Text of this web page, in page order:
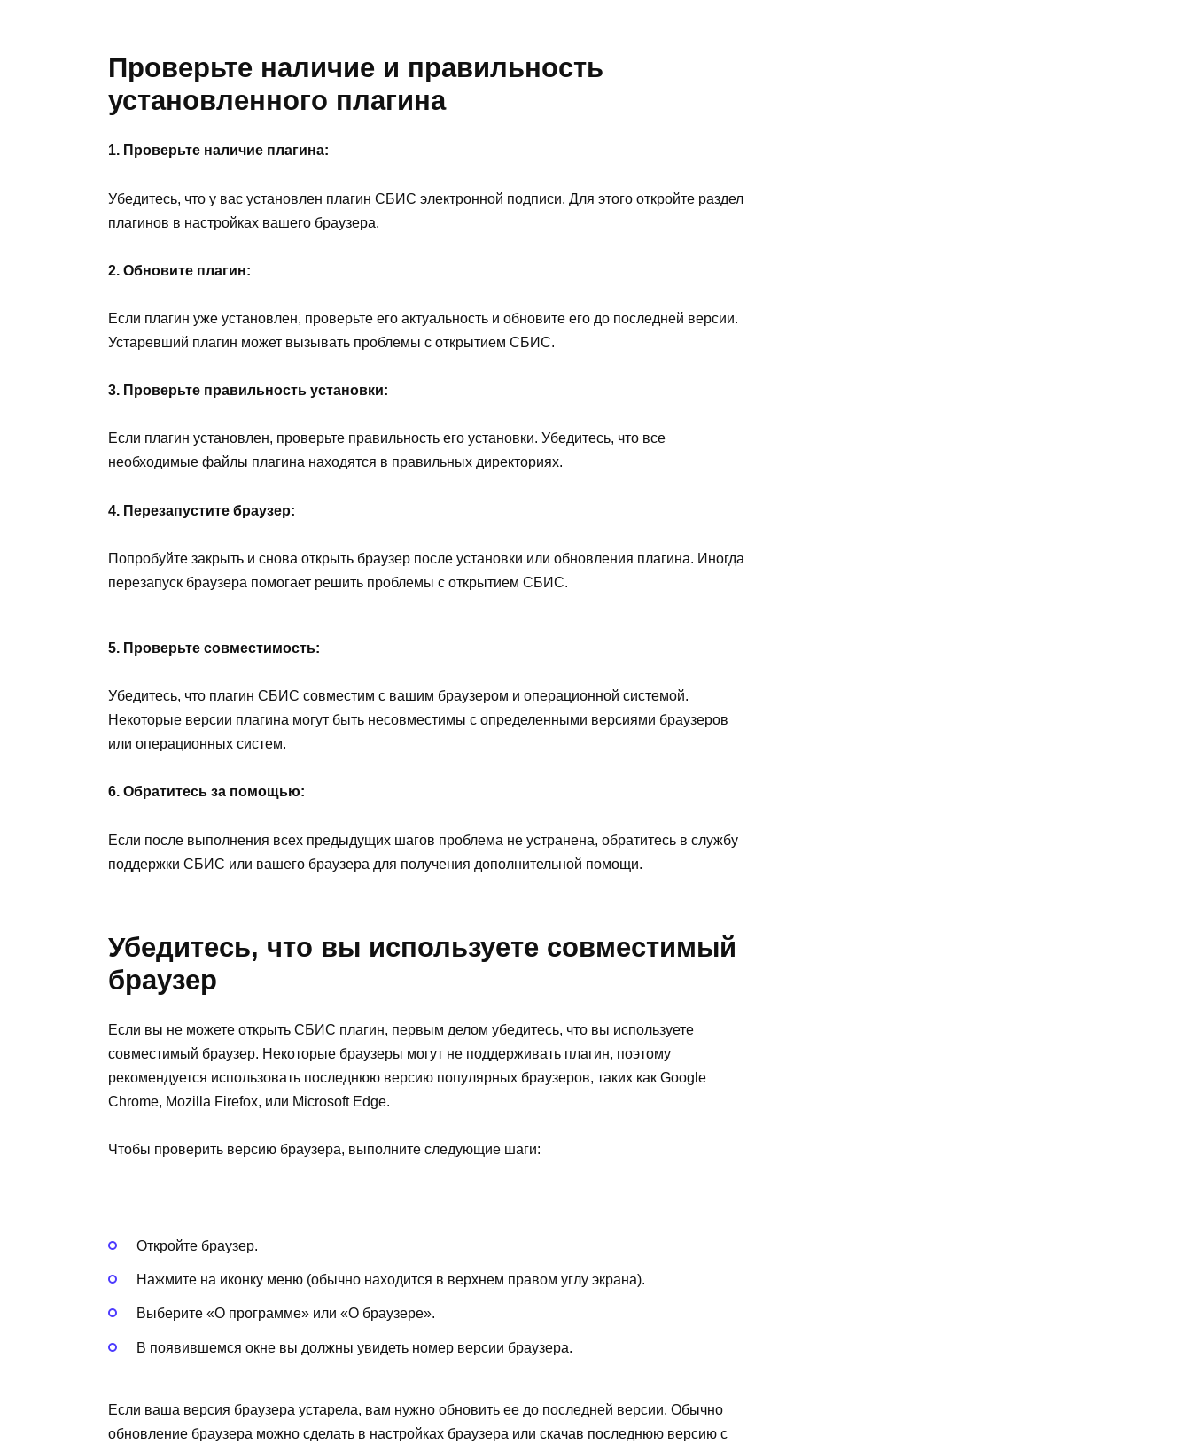
Проверьте наличие и правильность
установленного плагина
1. Проверьте наличие плагина:
Убедитесь, что у вас установлен плагин СБИС электронной подписи. Для этого откройте раздел
плагинов в настройках вашего браузера.
2. Обновите плагин:
Если плагин уже установлен, проверьте его актуальность и обновите его до последней версии.
Устаревший плагин может вызывать проблемы с открытием СБИС.
3. Проверьте правильность установки:
Если плагин установлен, проверьте правильность его установки. Убедитесь, что все
необходимые файлы плагина находятся в правильных директориях.
4. Перезапустите браузер:
Попробуйте закрыть и снова открыть браузер после установки или обновления плагина. Иногда
перезапуск браузера помогает решить проблемы с открытием СБИС.
5. Проверьте совместимость:
Убедитесь, что плагин СБИС совместим с вашим браузером и операционной системой.
Некоторые версии плагина могут быть несовместимы с определенными версиями браузеров
или операционных систем.
6. Обратитесь за помощью:
Если после выполнения всех предыдущих шагов проблема не устранена, обратитесь в службу
поддержки СБИС или вашего браузера для получения дополнительной помощи.
Убедитесь, что вы используете совместимый
браузер
Если вы не можете открыть СБИС плагин, первым делом убедитесь, что вы используете
совместимый браузер. Некоторые браузеры могут не поддерживать плагин, поэтому
рекомендуется использовать последнюю версию популярных браузеров, таких как Google
Chrome, Mozilla Firefox, или Microsoft Edge.
Чтобы проверить версию браузера, выполните следующие шаги:
Откройте браузер.
Нажмите на иконку меню (обычно находится в верхнем правом углу экрана).
Выберите «О программе» или «О браузере».
В появившемся окне вы должны увидеть номер версии браузера.
Если ваша версия браузера устарела, вам нужно обновить ее до последней версии. Обычно
обновление браузера можно сделать в настройках браузера или скачав последнюю версию с